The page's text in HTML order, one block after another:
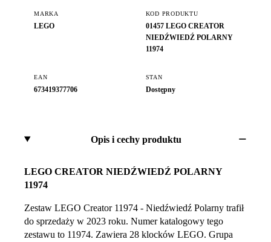
MARKA
LEGO
KOD PRODUKTU
01457 LEGO CREATOR
NIEDŹWIEDŹ POLARNY
11974
EAN
673419377706
STAN
Dostępny
Opis i cechy produktu
LEGO CREATOR NIEDŹWIEDŹ POLARNY
11974
Zestaw LEGO Creator 11974 - Niedźwiedź Polarny trafił
do sprzedaży w 2023 roku. Numer katalogowy tego
zestawu to 11974. Zawiera 28 klocków LEGO. Grupa